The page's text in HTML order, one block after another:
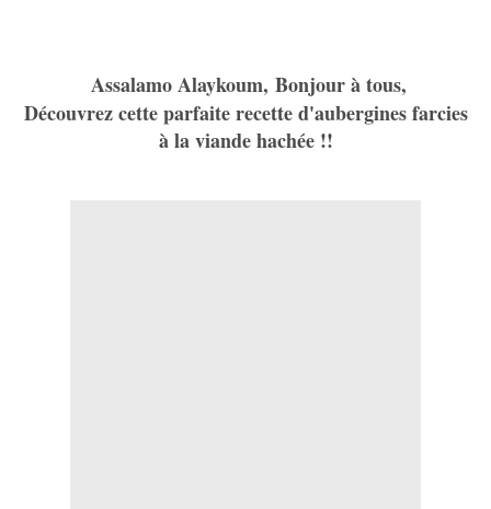
Assalamo Alaykoum, Bonjour à tous,
Découvrez cette parfaite recette d'aubergines farcies
à la viande hachée !!